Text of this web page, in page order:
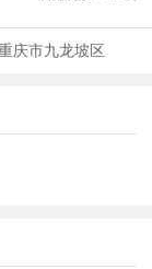
庆市九龙坡区